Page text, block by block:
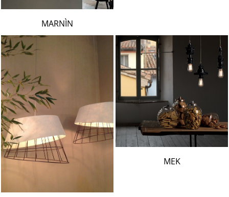
MARNÌN
MEK